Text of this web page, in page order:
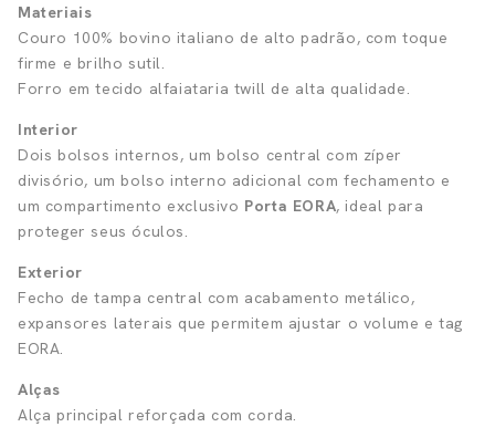
Materiais
Couro 100% bovino italiano de alto padrão, com toque
firme e brilho sutil.
Forro em tecido alfaiataria twill de alta qualidade.
Interior
Dois bolsos internos, um bolso central com zíper
divisório, um bolso interno adicional com fechamento e
um compartimento exclusivo Porta EORA, ideal para
proteger seus óculos.
Exterior
Fecho de tampa central com acabamento metálico,
expansores laterais que permitem ajustar o volume e tag
EORA.
Alças
Alça principal reforçada com corda.